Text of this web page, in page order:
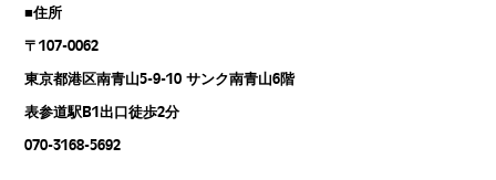
■住所
〒107-0062
東京都港区南青山5-9-10 サンク南青山6階
表参道駅B1出口徒歩2分
070-3168-5692